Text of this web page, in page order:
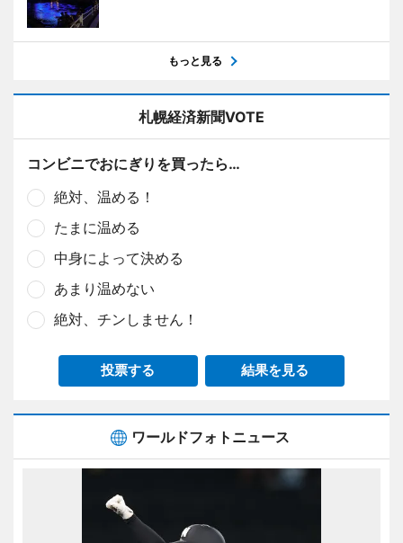
もっと見る
札幌経済新聞VOTE
コンビニでおにぎりを買ったら…
絶対、温める！
たまに温める
中身によって決める
あまり温めない
絶対、チンしません！
投票する 結果を見る
ワールドフォトニュース